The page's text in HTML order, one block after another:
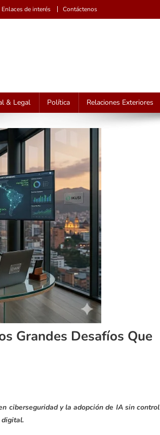
Enlaces de interés Contáctenos
& Legal Política Relaciones Exteriores
Grandes Desafíos Que
ciberseguridad y la adopción de IA sin control
digital.